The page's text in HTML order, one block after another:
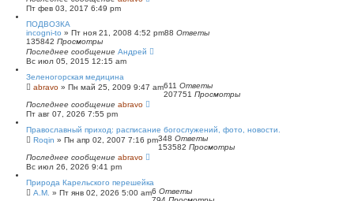
Пт фев 03, 2017 6:49 pm
ПОДВОЗКА
incogni-to » Пт ноя 21, 2008 4:52 pm88 Ответы
135842 Просмотры
Последнее сообщение Андрей
Вс июл 05, 2015 12:15 am
Зеленогорская медицина
abravo » Пн май 25, 2009 9:47 am611 Ответы
207751 Просмотры
Последнее сообщение abravo
Пт авг 07, 2026 7:55 pm
Православный приход: расписание богослужений, фото, новости.
Roqin » Пн апр 02, 2007 7:16 pm348 Ответы
153582 Просмотры
Последнее сообщение abravo
Вс июл 26, 2026 9:41 pm
Природа Карельского перешейка
А.М. » Пт янв 02, 2026 5:00 am6 Ответы